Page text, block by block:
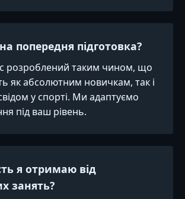
попередня підготовка?
розроблений таким чином, що
як абсолютним новичкам, так і
у спорті. Ми адаптуємо
під ваш рівень.
я отримаю від
занять?